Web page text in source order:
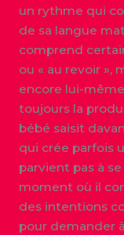
un rythme qui
de sa langue
comprend
ou « au revoir »,
encore lui-
toujours la
bébé saisit
qui crée parfois
parvient pas à
moment où il
des intentions
pour demander